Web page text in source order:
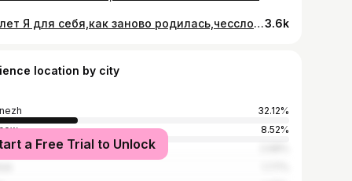
#30лет Я для себя,как заново родилась,чесслово 🤗 Новый жизненный этап,новые цели,ещё больше сил и мудрости! Я себе желаю быть счастливой! Я хочу! А если хочу,то значит буду ♥️ 📸 @mashaset3.6k
location by city
32.12%
8.52%
Petersburg
a Free Trial to Unlock